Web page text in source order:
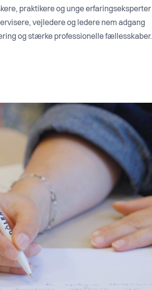
praktikere og unge erfaringseksperter
vejledere og ledere nem adgang
og stærke professionelle fællesskaber.